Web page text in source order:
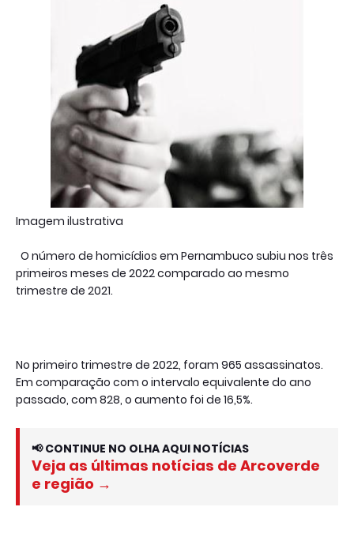
Imagem ilustrativa
O número de homicídios em Pernambuco subiu nos três
primeiros meses de 2022 comparado ao mesmo
trimestre de 2021.
No primeiro trimestre de 2022, foram 965 assassinatos.
Em comparação com o intervalo equivalente do ano
passado, com 828, o aumento foi de 16,5%.
📢 CONTINUE NO OLHA AQUI NOTÍCIAS
Veja as últimas notícias de Arcoverde
e região →